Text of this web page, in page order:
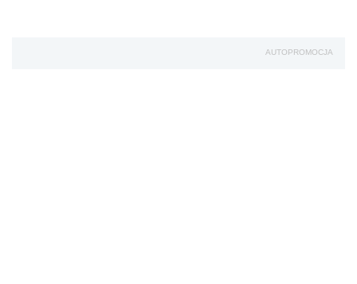
AUTOPROMOCJA